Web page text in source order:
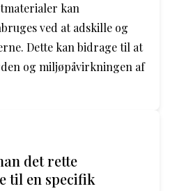
kan
ved at adskille og
Dette kan bidrage til at
og miljøpåvirkningen af
det rette
til en specifik